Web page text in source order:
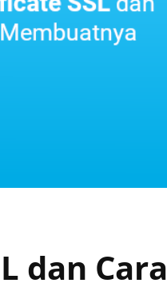
dan Cara